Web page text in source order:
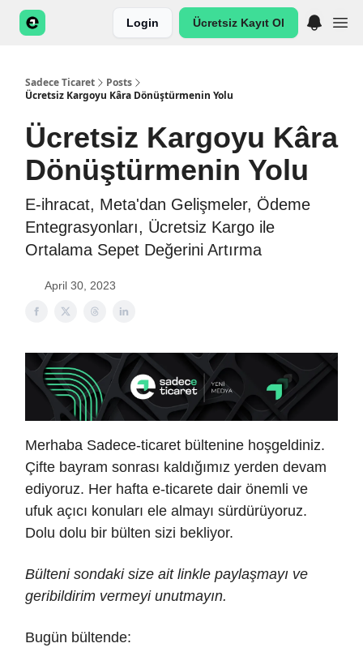
Login Ücretsiz Kayıt Ol
Sadece Ticaret
Posts
Ücretsiz Kargoyu Kâra Dönüştürmenin Yolu
Ücretsiz Kargoyu Kâra
Dönüştürmenin Yolu
E-ihracat, Meta'dan Gelişmeler, Ödeme
Entegrasyonları, Ücretsiz Kargo ile
Ortalama Sepet Değerini Artırma
April 30, 2023
Merhaba Sadece-ticaret bültenine hoşgeldiniz.
Çifte bayram sonrası kaldığımız yerden devam
ediyoruz. Her hafta e-ticarete dair önemli ve
ufuk açıcı konuları ele almayı sürdürüyoruz.
Dolu dolu bir bülten sizi bekliyor.
Bülteni sondaki size ait linkle paylaşmayı ve
geribildirim vermeyi unutmayın.
Bugün bültende: